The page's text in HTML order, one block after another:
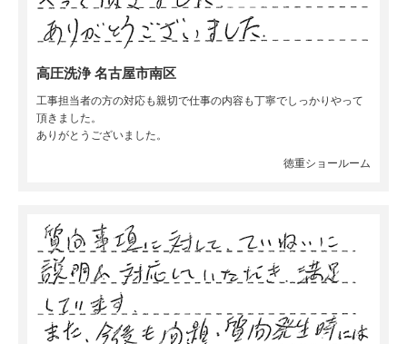
高圧洗浄 名古屋市南区
工事担当者の方の対応も親切で仕事の内容も丁寧でしっかりやって
頂きました。
ありがとうございました。
徳重ショールーム